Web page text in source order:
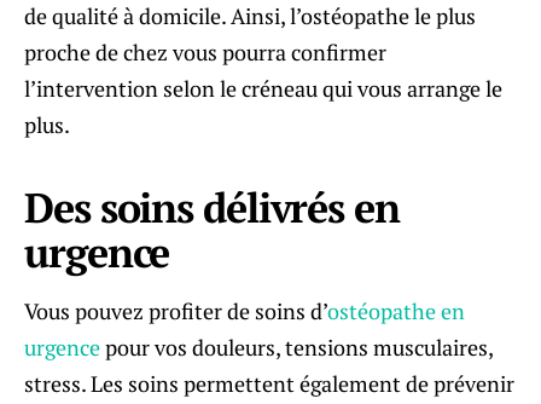
de qualité à domicile. Ainsi, l’ostéopathe le plus
proche de chez vous pourra confirmer
l’intervention selon le créneau qui vous arrange le
plus.
Des soins délivrés en
urgence
Vous pouvez profiter de soins d’ostéopathe en
urgencepour vos douleurs, tensions musculaires,
stress. Les soins permettent également de prévenir